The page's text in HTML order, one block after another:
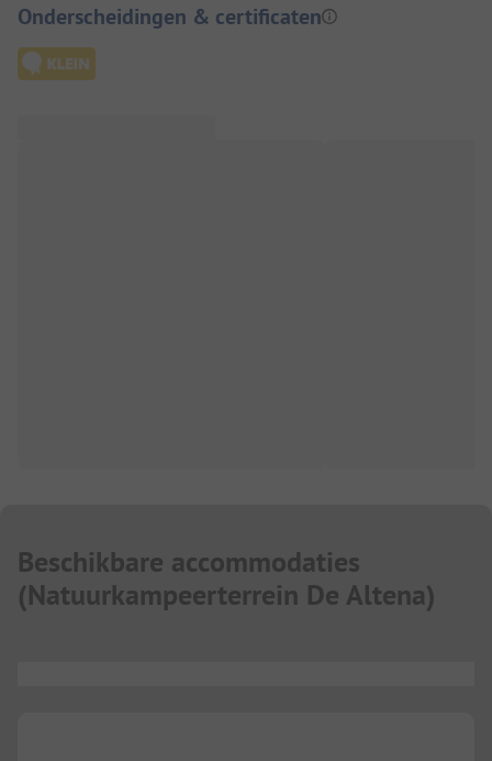
Onderscheidingen & certificaten
Beschikbare accommodaties
(Natuurkampeerterrein De Altena)